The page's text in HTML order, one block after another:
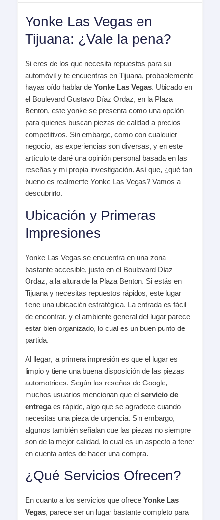
Yonke Las Vegas en
Tijuana: ¿Vale la pena?
Si eres de los que necesita repuestos para su
automóvil y te encuentras en Tijuana, probablemente
hayas oído hablar de Yonke Las Vegas. Ubicado en
el Boulevard Gustavo Díaz Ordaz, en la Plaza
Benton, este yonke se presenta como una opción
para quienes buscan piezas de calidad a precios
competitivos. Sin embargo, como con cualquier
negocio, las experiencias son diversas, y en este
artículo te daré una opinión personal basada en las
reseñas y mi propia investigación. Así que, ¿qué tan
bueno es realmente Yonke Las Vegas? Vamos a
descubrirlo.
Ubicación y Primeras
Impresiones
Yonke Las Vegas se encuentra en una zona
bastante accesible, justo en el Boulevard Díaz
Ordaz, a la altura de la Plaza Benton. Si estás en
Tijuana y necesitas repuestos rápidos, este lugar
tiene una ubicación estratégica. La entrada es fácil
de encontrar, y el ambiente general del lugar parece
estar bien organizado, lo cual es un buen punto de
partida.
Al llegar, la primera impresión es que el lugar es
limpio y tiene una buena disposición de las piezas
automotrices. Según las reseñas de Google,
muchos usuarios mencionan que el servicio de
entregaes rápido, algo que se agradece cuando
necesitas una pieza de urgencia. Sin embargo,
algunos también señalan que las piezas no siempre
son de la mejor calidad, lo cual es un aspecto a tener
en cuenta antes de hacer una compra.
¿Qué Servicios Ofrecen?
En cuanto a los servicios que ofrece Yonke Las
Vegas, parece ser un lugar bastante completo para